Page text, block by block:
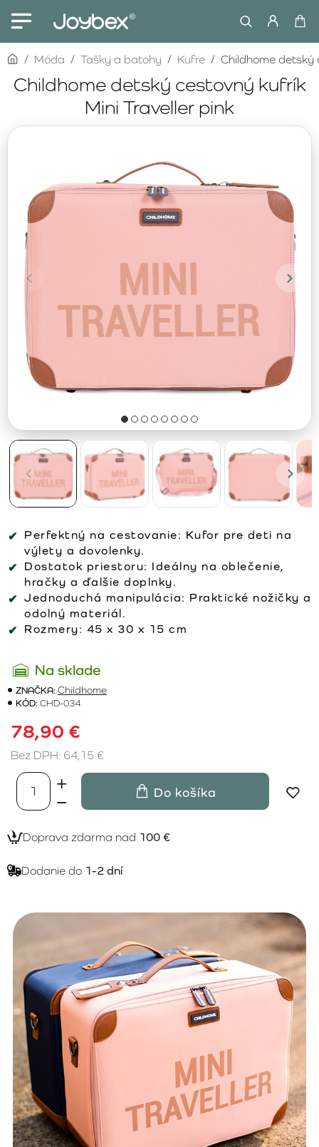
Childhome detský cestovný kufrík
Mini Traveller pink
homeMóda Tašky a batohy Kufre Childhome detský
Perfektný na cestovanie: Kufor pre deti na
výlety a dovolenky.
Dostatok priestoru: Ideálny na oblečenie,
hračky a ďalšie doplnky.
Jednoduchá manipulácia: Praktické nožičky a
odolný materiál.
Rozmery: 45 x 30 x 15 cm
Na sklade
ZNAČKA:Childhome
KÓD:CHD-034
78,90 €
Bez DPH: 64,15 €
Do košíka
Doprava zdarma nad 100 €
Dodanie do 1-2 dní